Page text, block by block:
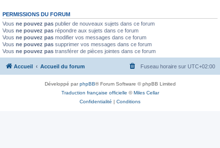
PERMISSIONS DU FORUM
Vous ne pouvez pas publier de nouveaux sujets dans ce forum
Vous ne pouvez pas répondre aux sujets dans ce forum
Vous ne pouvez pas modifier vos messages dans ce forum
Vous ne pouvez pas supprimer vos messages dans ce forum
Vous ne pouvez pas transférer de pièces jointes dans ce forum
Accueil Accueil du forum Fuseau horaire sur UTC+02:00
Développé parphpBB® Forum Software © phpBB Limited
Traduction française officielle ©Miles Cellar
Confidentialité | Conditions